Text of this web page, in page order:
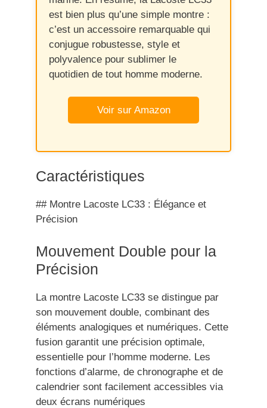
est bien plus qu’une simple montre :
c’est un accessoire remarquable qui
conjugue robustesse, style et
polyvalence pour sublimer le
quotidien de tout homme moderne.
Voir sur Amazon
Caractéristiques
## Montre Lacoste LC33 : Élégance et
Précision
Mouvement Double pour la
Précision
La montre Lacoste LC33 se distingue par
son mouvement double, combinant des
éléments analogiques et numériques. Cette
fusion garantit une précision optimale,
essentielle pour l’homme moderne. Les
fonctions d’alarme, de chronographe et de
calendrier sont facilement accessibles via
deux écrans numériques